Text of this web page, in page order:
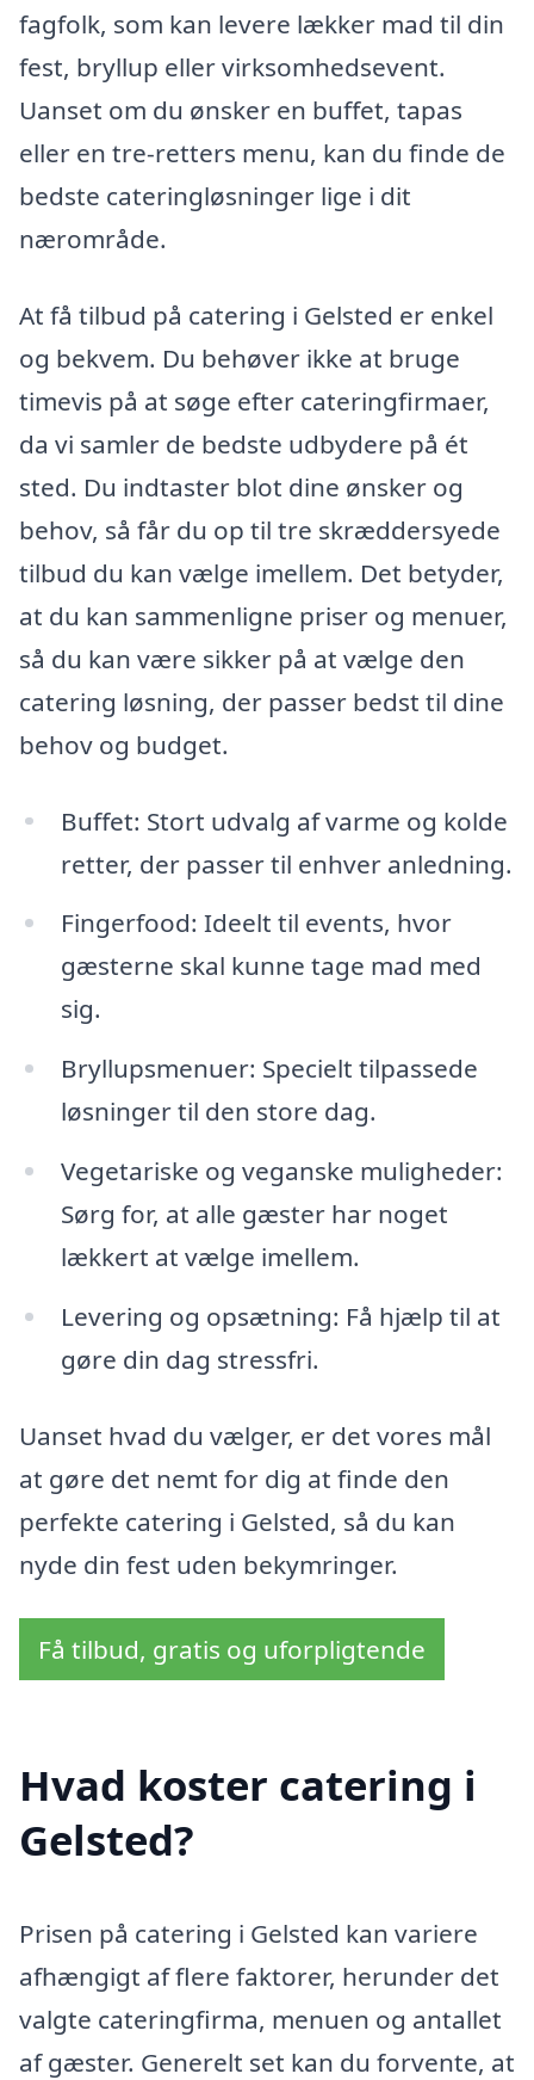
fagfolk, som kan levere lækker mad til din
fest, bryllup eller virksomhedsevent.
Uanset om du ønsker en buffet, tapas
eller en tre-retters menu, kan du finde de
bedste cateringløsninger lige i dit
nærområde.
At få tilbud på catering i Gelsted er enkel
og bekvem. Du behøver ikke at bruge
timevis på at søge efter cateringfirmaer,
da vi samler de bedste udbydere på ét
sted. Du indtaster blot dine ønsker og
behov, så får du op til tre skræddersyede
tilbud du kan vælge imellem. Det betyder,
at du kan sammenligne priser og menuer,
så du kan være sikker på at vælge den
catering løsning, der passer bedst til dine
behov og budget.
Buffet: Stort udvalg af varme og kolde
retter, der passer til enhver anledning.
Fingerfood: Ideelt til events, hvor
gæsterne skal kunne tage mad med
sig.
Bryllupsmenuer: Specielt tilpassede
løsninger til den store dag.
Vegetariske og veganske muligheder:
Sørg for, at alle gæster har noget
lækkert at vælge imellem.
Levering og opsætning: Få hjælp til at
gøre din dag stressfri.
Uanset hvad du vælger, er det vores mål
at gøre det nemt for dig at finde den
perfekte catering i Gelsted, så du kan
nyde din fest uden bekymringer.
Få tilbud, gratis og uforpligtende
Hvad koster catering i
Gelsted?
Prisen på catering i Gelsted kan variere
afhængigt af flere faktorer, herunder det
valgte cateringfirma, menuen og antallet
af gæster. Generelt set kan du forvente, at